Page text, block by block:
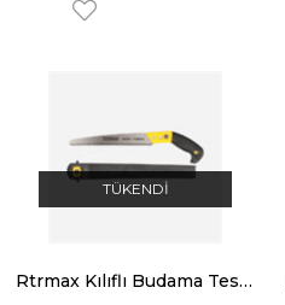
TÜKENDI
Rtrmax Kılıflı Budama Testeresi 240 İnce Diş